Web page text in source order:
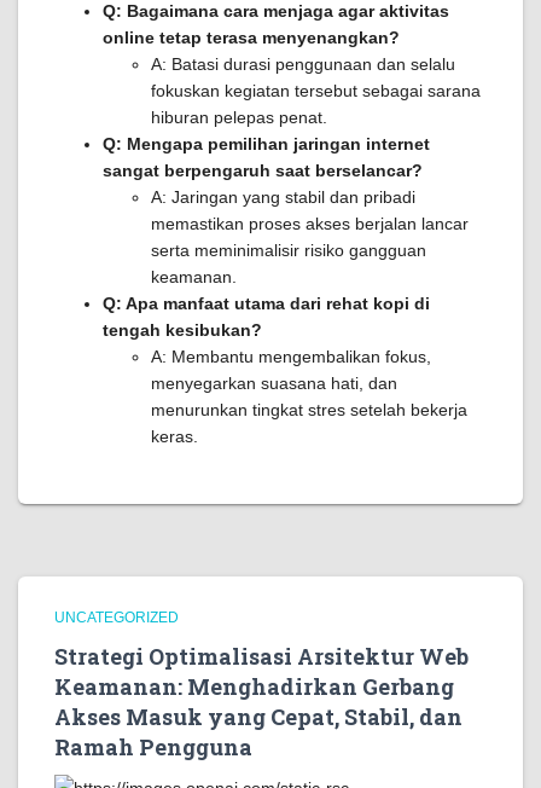
Q: Bagaimana cara menjaga agar aktivitas
online tetap terasa menyenangkan?
A: Batasi durasi penggunaan dan selalu
fokuskan kegiatan tersebut sebagai sarana
hiburan pelepas penat.
Q: Mengapa pemilihan jaringan internet
sangat berpengaruh saat berselancar?
A: Jaringan yang stabil dan pribadi
memastikan proses akses berjalan lancar
serta meminimalisir risiko gangguan
keamanan.
Q: Apa manfaat utama dari rehat kopi di
tengah kesibukan?
A: Membantu mengembalikan fokus,
menyegarkan suasana hati, dan
menurunkan tingkat stres setelah bekerja
keras.
UNCATEGORIZED
Strategi Optimalisasi Arsitektur Web
Keamanan: Menghadirkan Gerbang
Akses Masuk yang Cepat, Stabil, dan
Ramah Pengguna